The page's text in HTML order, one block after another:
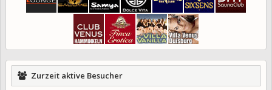
Zurzeit aktive Besucher